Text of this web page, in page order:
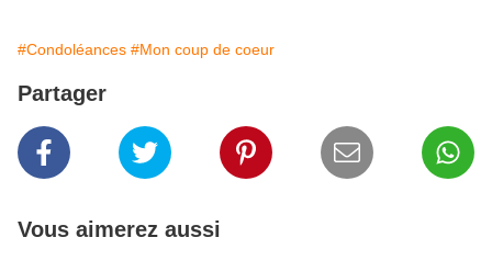
#Condoléances #Mon coup de coeur
Partager
Vous aimerez aussi